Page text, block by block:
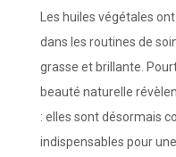
Les huiles végétales
dans les routines de
grasse et brillante.
beauté naturelle
: elles sont désormais
indispensables pour